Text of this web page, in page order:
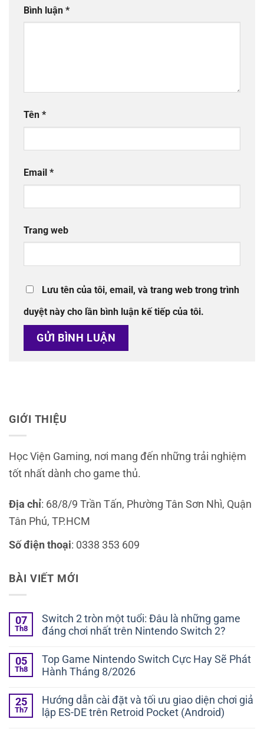
Bình luận *
Tên *
Email *
Trang web
Lưu tên của tôi, email, và trang web trong trình
duyệt này cho lần bình luận kế tiếp của tôi.
GIỚI THIỆU
Học Viện Gaming, nơi mang đến những trải nghiệm
tốt nhất dành cho game thủ.
Địa chỉ: 68/8/9 Trần Tấn, Phường Tân Sơn Nhì, Quận
Tân Phú, TP.HCM
Số điện thoại: 0338 353 609
BÀI VIẾT MỚI
07
Th8
Switch 2 tròn một tuổi: Đâu là những game
đáng chơi nhất trên Nintendo Switch 2?
bình
luận
2
tròn
một
05
Th8
Top Game Nintendo Switch Cực Hay Sẽ Phát
Hành Tháng 8/2026
bình
luận
25
Th7
Hướng dẫn cài đặt và tối ưu giao diện chơi giả
lập ES-DE trên Retroid Pocket (Android)